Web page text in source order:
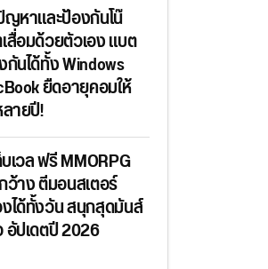
หาและป้องกันโน๊
สื่อมด้วยตัวเอง แบต
นได้ทั้ง Windows
ยืดอายุคอมให้
ายปี!
เวล ฟรี MMORPG
ว้าง ตีมอนสเตอร์
ได้ทั้งวัน สนุกสุดมันส์
ปเดตปี 2026